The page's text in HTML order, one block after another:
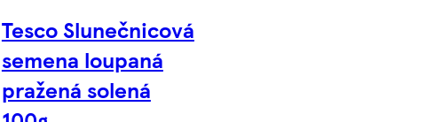
Tesco Slunečnicová
semena loupaná
pražená solená